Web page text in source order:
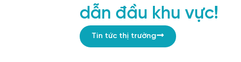
dẫn đầu khu vực!
Tin tức thị trường